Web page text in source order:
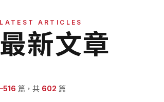
LATEST ARTICLES
最新文章
–516 篇，共 602 篇